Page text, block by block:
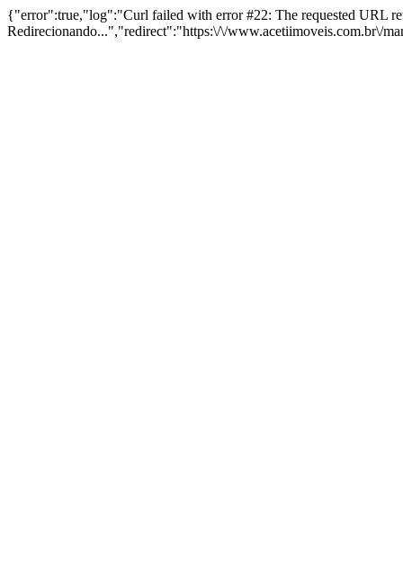
{"error":true,"log":"Curl failed with error #22: The requested URL
Redirecionando...","redirect":"https:\/\/www.acetiimoveis.com.br\/